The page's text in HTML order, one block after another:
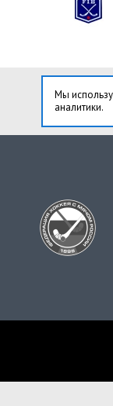
Мы
аналитики.